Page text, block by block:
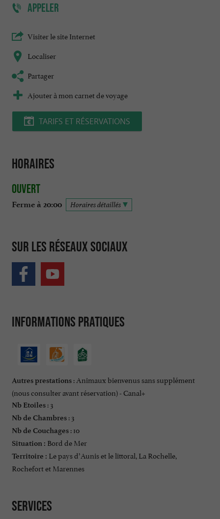
APPELER
Visiter le site Internet
Localiser
Partager
Ajouter à mon carnet de voyage
TARIFS ET RÉSERVATIONS
Horaires
Ouvert
Ferme à 20:00 Horaires détaillés
Sur les réseaux sociaux
Informations pratiques
Autres prestations : Animaux bienvenus sans supplément
(nous consulter avant réservation) - Canal+
Nb Etoiles : 3
Nb de Chambres : 3
Nb de Couchages : 10
Situation : Bord de Mer
Territoire : Le pays d’Aunis et le littoral, La Rochelle,
Rochefort et Marennes
Services